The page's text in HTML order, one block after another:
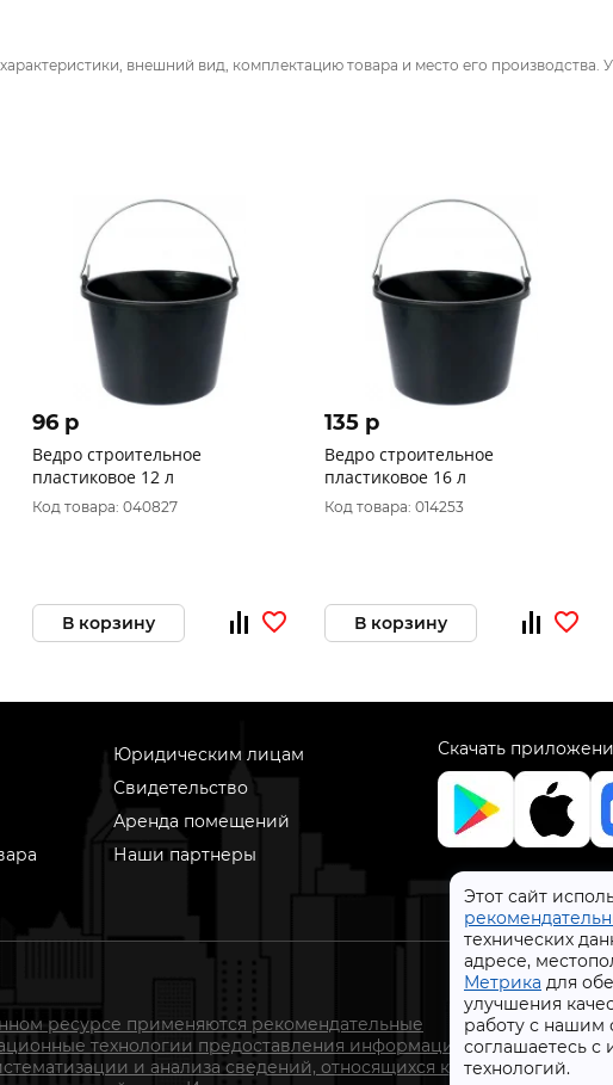
Этот сайт
технических
адресе,
Метрика для
улучшения
работу с нашим
соглашаетесь с
технологий.
внешний вид, комплектацию товара и место его производства.
96 p
Ведро строительное
пластиковое 12 л
Код товара: 040827
В корзину
135 p
Ведро строительное
пластиковое 16 л
Код товара: 014253
В корзину
Юридическим лицам
Свидетельство
Аренда помещений
Наши партнеры
Скачать
ресурсе применяются рекомендательные
технологии предоставления информации
и анализа сведений, относящихся к
СтройлоН
Публичная
Обработка